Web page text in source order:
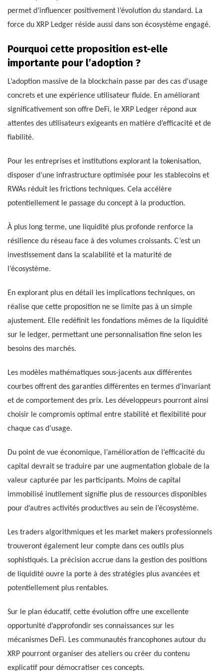
permet d’influencer positivement l’évolution du standard. La
force du XRP Ledger réside aussi dans son écosystème engagé.
Pourquoi cette proposition est-elle
importante pour l’adoption ?
L’adoption massive de la blockchain passe par des cas d’usage
concrets et une expérience utilisateur fluide. En améliorant
significativement son offre DeFi, le XRP Ledger répond aux
attentes des utilisateurs exigeants en matière d’efficacité et de
fiabilité.
Pour les entreprises et institutions explorant la tokenisation,
disposer d’une infrastructure optimisée pour les stablecoins et
RWAs réduit les frictions techniques. Cela accélère
potentiellement le passage du concept à la production.
À plus long terme, une liquidité plus profonde renforce la
résilience du réseau face à des volumes croissants. C’est un
investissement dans la scalabilité et la maturité de
l’écosystème.
En explorant plus en détail les implications techniques, on
réalise que cette proposition ne se limite pas à un simple
ajustement. Elle redéfinit les fondations mêmes de la liquidité
sur le ledger, permettant une personnalisation fine selon les
besoins des marchés.
Les modèles mathématiques sous-jacents aux différentes
courbes offrent des garanties différentes en termes d’invariant
et de comportement des prix. Les développeurs pourront ainsi
choisir le compromis optimal entre stabilité et flexibilité pour
chaque cas d’usage.
Du point de vue économique, l’amélioration de l’efficacité du
capital devrait se traduire par une augmentation globale de la
valeur capturée par les participants. Moins de capital
immobilisé inutilement signifie plus de ressources disponibles
pour d’autres activités productives au sein de l’écosystème.
Les traders algorithmiques et les market makers professionnels
trouveront également leur compte dans ces outils plus
sophistiqués. La précision accrue dans la gestion des positions
de liquidité ouvre la porte à des stratégies plus avancées et
potentiellement plus rentables.
Sur le plan éducatif, cette évolution offre une excellente
opportunité d’approfondir ses connaissances sur les
mécanismes DeFi. Les communautés francophones autour du
XRP pourront organiser des ateliers ou créer du contenu
explicatif pour démocratiser ces concepts.